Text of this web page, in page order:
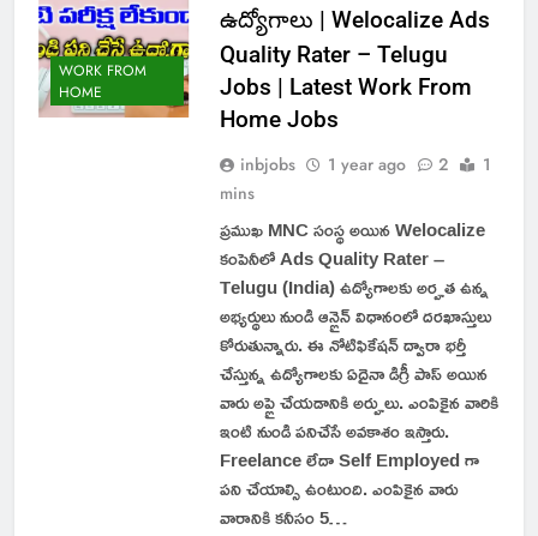
WORK FROM
HOME
ఉద్యోగాలు | Welocalize Ads
Quality Rater – Telugu
Jobs | Latest Work From
Home Jobs
inbjobs 1 year ago 2
1
mins
ప్రముఖ MNC సంస్థ అయిన Welocalize
కంపెనీలో Ads Quality Rater –
Telugu (India) ఉద్యోగాలకు అర్హత ఉన్న
అభ్యర్థులు నుండి ఆన్లైన్ విధానంలో దరఖాస్తులు
కోరుతున్నారు. ఈ నోటిఫికేషన్ ద్వారా భర్తీ
చేస్తున్న ఉద్యోగాలకు ఏదైనా డిగ్రీ పాస్ అయిన
వారు అప్లై చేయడానికి అర్హులు. ఎంపికైన వారికి
ఇంటి నుండి పనిచేసే అవకాశం ఇస్తారు.
Freelance లేదా Self Employed గా
పని చేయాల్సి ఉంటుంది. ఎంపికైన వారు
వారానికి కనీసం 5…